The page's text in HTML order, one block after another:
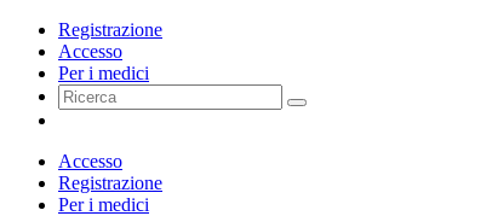
Registrazione
Accesso
Per i medici
Accesso
Registrazione
Per i medici